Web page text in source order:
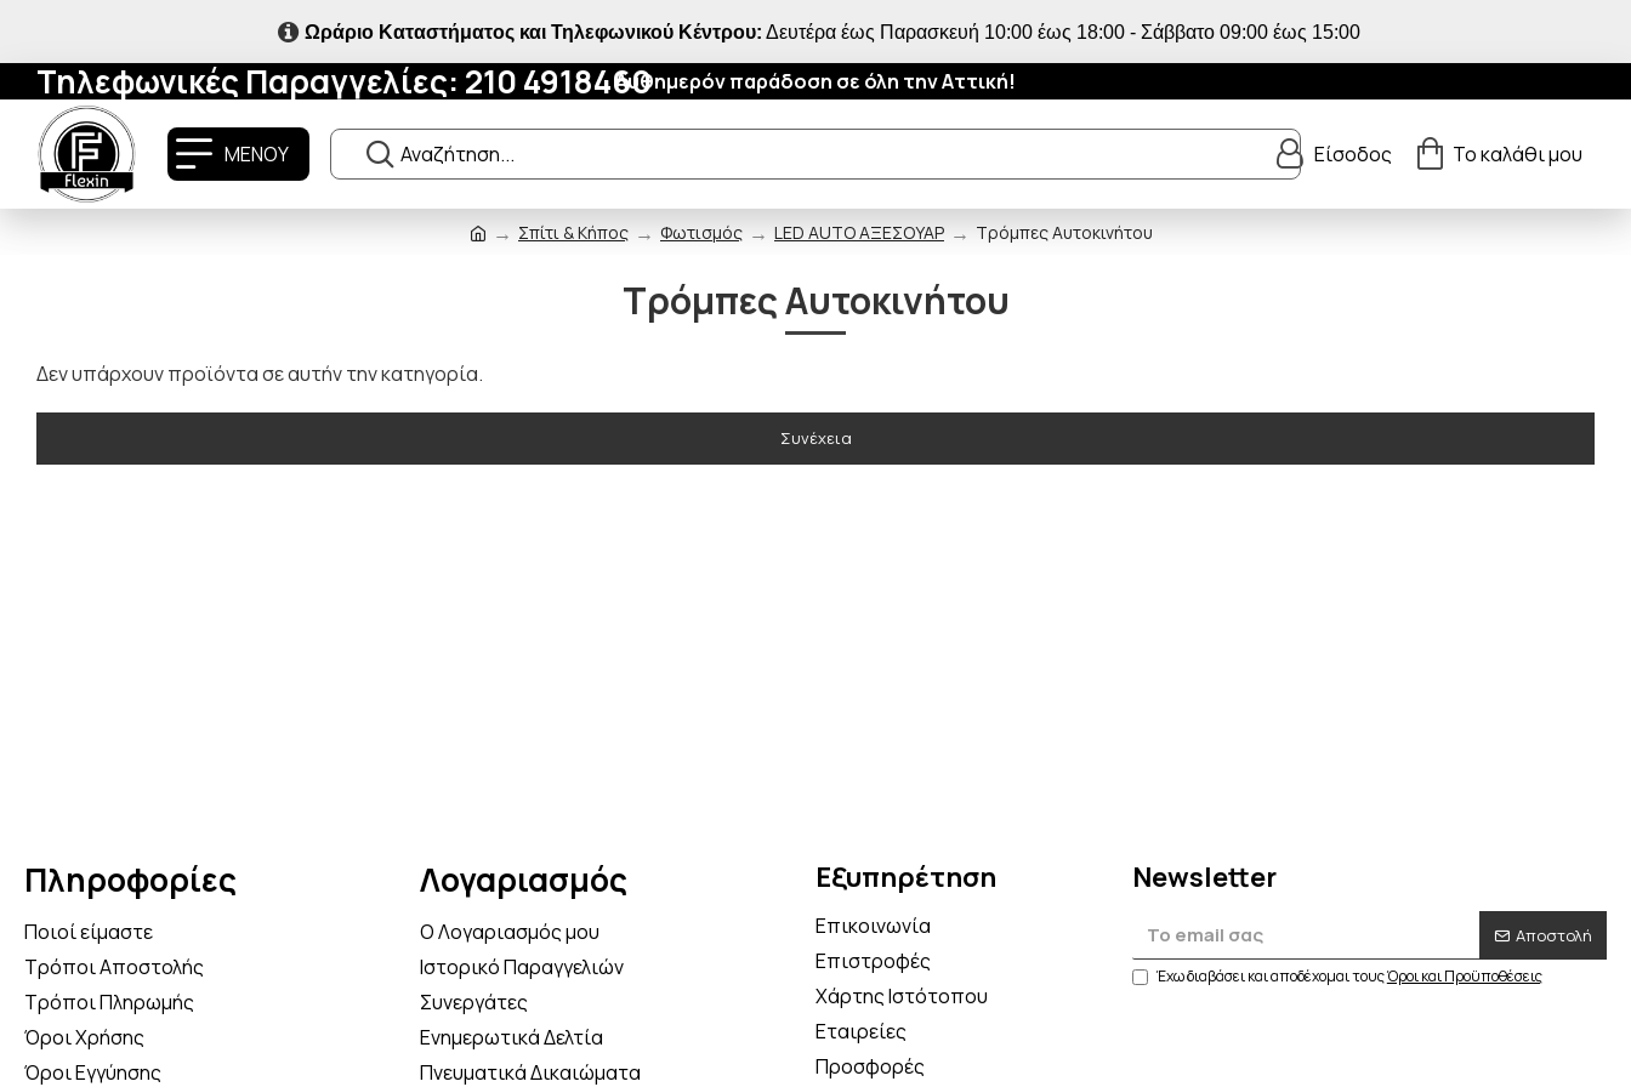
Ωράριο Καταστήματος και Τηλεφωνικού Κέντρου: Δευτέρα έως Παρασκευή 10:00 έως 18:00 - Σάββατο 09:00 έως 15:00
Τηλεφωνικές Παραγγελίες: 210 4918460Αυθημερόν παράδοση σε όλη την Αττική!
ΜΕΝΟΥ Είσοδος Το καλάθι μου
Σπίτι & Κήπος Φωτισμός LED AUTO ΑΞΕΣΟΥΑΡ Τρόμπες Αυτοκινήτου
Τρόμπες Αυτοκινήτου
Δεν υπάρχουν προϊόντα σε αυτήν την κατηγορία.
Συνέχεια
Πληροφορίες
Ποιοί είμαστε
Τρόποι Αποστολής
Τρόποι Πληρωμής
Όροι Χρήσης
Όροι Εγγύησης
Λογαριασμός
Ο Λογαριασμός μου
Ιστορικό Παραγγελιών
Συνεργάτες
Ενημερωτικά Δελτία
Πνευματικά Δικαιώματα
Εξυπηρέτηση
Επικοινωνία
Επιστροφές
Χάρτης Ιστότοπου
Εταιρείες
Προσφορές
Newsletter
Αποστολή
Έχω διαβάσει και αποδέχομαι τουςΌροι και Προϋποθέσεις